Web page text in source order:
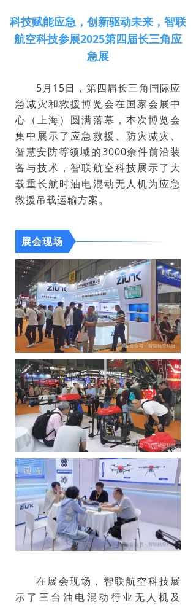
科技赋能应急，创新驱动未来，智联
航空科技参展2025第四届长三角应
急展
5月15日，第四届长三角国际应
急减灾和救援博览会在国家会展中
心（上海）圆满落幕，本次博览会
集中展示了应急救援、防灾减灾、
智慧安防等领域的3000余件前沿装
备与技术，智联航空科技展示了大
载重长航时油电混动无人机为应急
救援吊载运输方案。
展会现场
在展会现场，智联航空科技展
示了三台油电混动行业无人机及